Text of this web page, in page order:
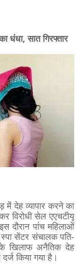
धंधा, सात गिरफ्तार
में देह व्यापार करने का
विरोधी सेल एएचटीयू
दौरान पांच महिलाओं
स्पा सेंटर संचालक पति-
के खिलाफ अनैतिक देह
किया गया है।